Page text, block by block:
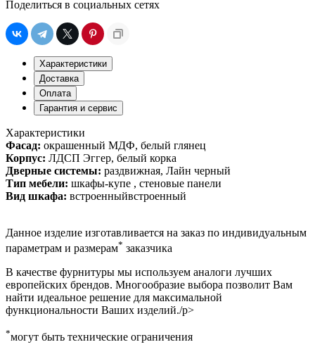
Поделиться в социальных сетях
Характеристики
Доставка
Оплата
Гарантия и сервис
Характеристики
Фасад: окрашенный МДФ, белый глянец
Корпус: ЛДСП Эггер, белый корка
Дверные системы: раздвижная, Лайн черный
Тип мебели: шкафы-купе , стеновые панели
Вид шкафа: встроенныйвстроенный
Данное изделие изготавливается на заказ по индивидуальным
параметрам и размерам* заказчика
В качестве фурнитуры мы используем аналоги лучших
европейских брендов. Многообразие выбора позволит Вам
найти идеальное решение для максимальной
функциональности Ваших изделий./p>
*могут быть технические ограничения